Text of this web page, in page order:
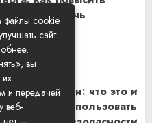
и привлечь
прокси: что это и
использовать
cookie.
сайт
вы
и передачей
веб-